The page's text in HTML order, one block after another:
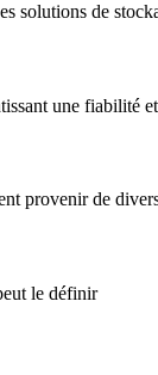
solutions de
une fiabilité
provenir de
le définir